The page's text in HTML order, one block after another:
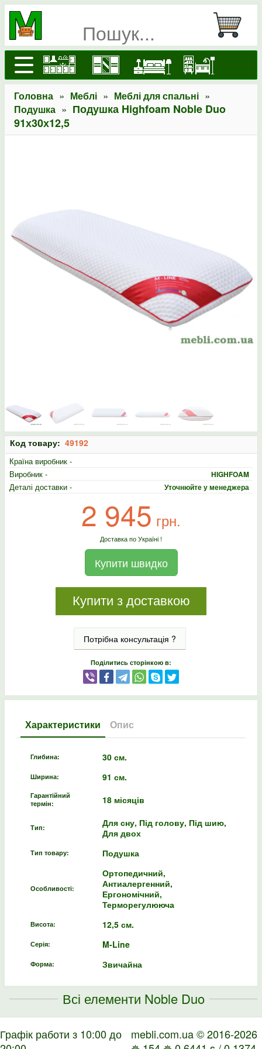
Головна » Меблі » Меблі для спальні »
Подушка » Подушка Highfoam Noble Duo
91х30х12,5
Код товару: 49192
Країна виробник -
Виробник -
HIGHFOAM
Деталі доставки - Уточнюйте у менеджера
2 945 грн.
Доставка по Україні !
Купити швидко
Купити з доставкою
Потрібна консультація ?
Поділитись сторінкою в:
Характеристики Опис
Глибина: 30 см.
Ширина: 91 см.
Гарантійний
термін:
18 місяців
Тип:
Для сну, Під голову, Під шию,
Для двох
Тип товару: Подушка
Особливості:
Ортопедичний,
Антиалергенний,
Ергономічний,
Терморегулююча
Висота: 12,5 см.
Серія: M-Line
Форма: Звичайна
Всі елементи Noble Duo
Графік работи з 10:00 до
mebli.com.ua © 2016-2026